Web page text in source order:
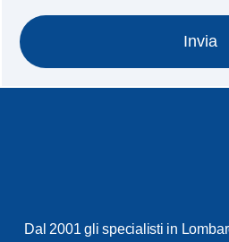
Invia
Dal 2001 gli specialisti in